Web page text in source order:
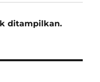
ditampilkan.